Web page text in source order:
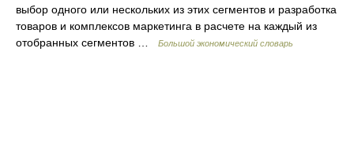
выбор одного или нескольких из этих сегментов и разработка
товаров и комплексов маркетинга в расчете на каждый из
отобранных сегментов …
Большой экономический словарь